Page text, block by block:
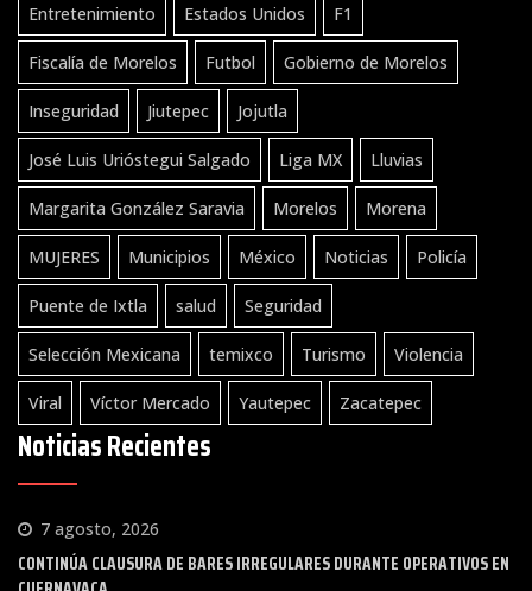
Entretenimiento Estados Unidos F1
Fiscalía de Morelos Futbol Gobierno de Morelos
Inseguridad Jiutepec Jojutla
José Luis Urióstegui Salgado Liga MX Lluvias
Margarita González Saravia Morelos Morena
MUJERES Municipios México Noticias Policía
Puente de Ixtla salud Seguridad
Selección Mexicana temixco Turismo Violencia
Viral Víctor Mercado Yautepec Zacatepec
Noticias Recientes
7 agosto, 2026
CONTINÚA CLAUSURA DE BARES IRREGULARES DURANTE OPERATIVOS EN